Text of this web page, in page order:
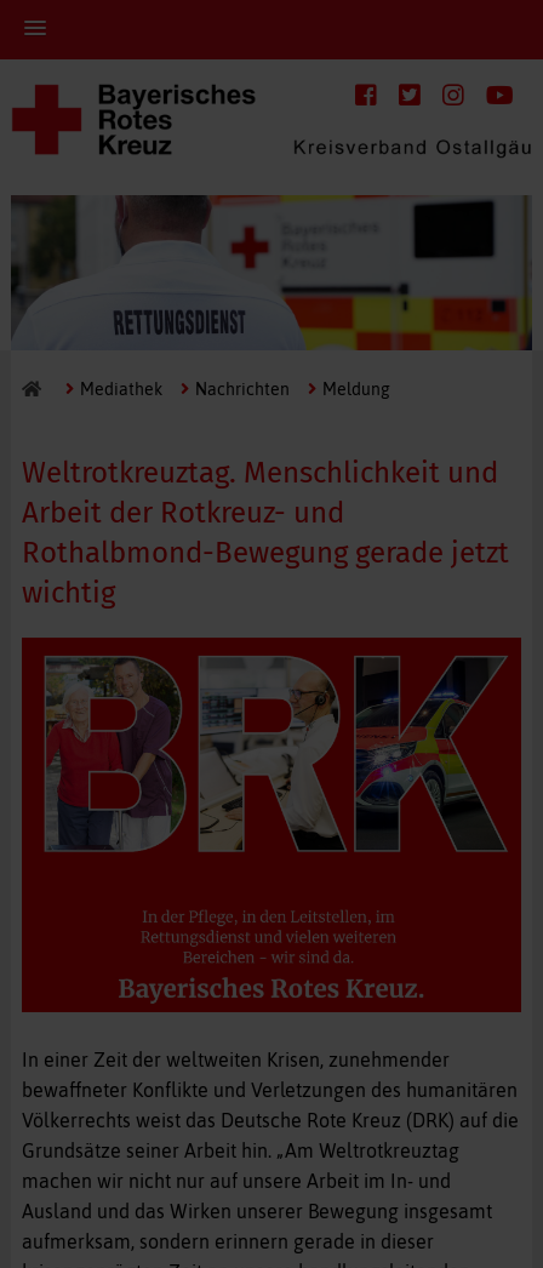
Mediathek Nachrichten Meldung
Weltrotkreuztag. Menschlichkeit und
Arbeit der Rotkreuz- und
Rothalbmond-Bewegung gerade jetzt
wichtig
In einer Zeit der weltweiten Krisen, zunehmender
bewaffneter Konflikte und Verletzungen des humanitären
Völkerrechts weist das Deutsche Rote Kreuz (DRK) auf die
Grundsätze seiner Arbeit hin. „Am Weltrotkreuztag
machen wir nicht nur auf unsere Arbeit im In- und
Ausland und das Wirken unserer Bewegung insgesamt
aufmerksam, sondern erinnern gerade in dieser